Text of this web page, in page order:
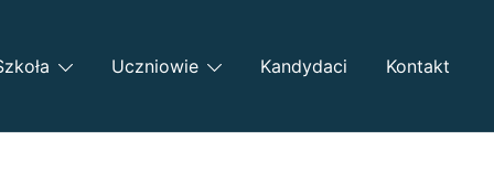
Uczniowie Kandydaci Kontakt